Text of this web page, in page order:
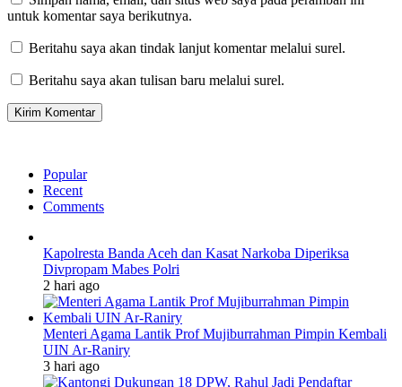
untuk komentar saya berikutnya.
Beritahu saya akan tindak lanjut komentar melalui surel.
Beritahu saya akan tulisan baru melalui surel.
Popular
Recent
Comments
Kapolresta Banda Aceh dan Kasat Narkoba Diperiksa
Divpropam Mabes Polri
2 hari ago
Menteri Agama Lantik Prof Mujiburrahman Pimpin Kembali
UIN Ar-Raniry
3 hari ago